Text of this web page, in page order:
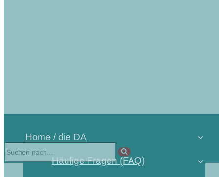
Home / die DA
Häufige Fragen (FAQ)